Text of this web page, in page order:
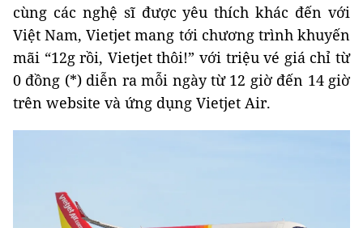
cùng các nghệ sĩ được yêu thích khác đến với
Việt Nam, Vietjet mang tới chương trình khuyến
mãi “12g rồi, Vietjet thôi!” với triệu vé giá chỉ từ
0 đồng (*) diễn ra mỗi ngày từ 12 giờ đến 14 giờ
trên website và ứng dụng Vietjet Air.